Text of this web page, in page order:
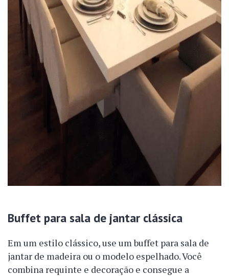
Buffet para sala de jantar clássica
Em um estilo clássico, use um buffet para sala de
jantar de madeira ou o modelo espelhado. Você
combina requinte e decoração e consegue a